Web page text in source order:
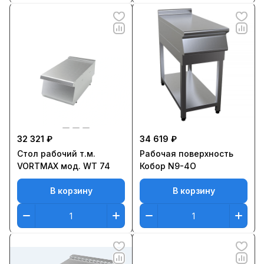
32 321 ₽
Стол рабочий т.м.
VORTMAX мод. WT 74
В корзину
34 619 ₽
Рабочая поверхность
Кобор N9-4O
В корзину